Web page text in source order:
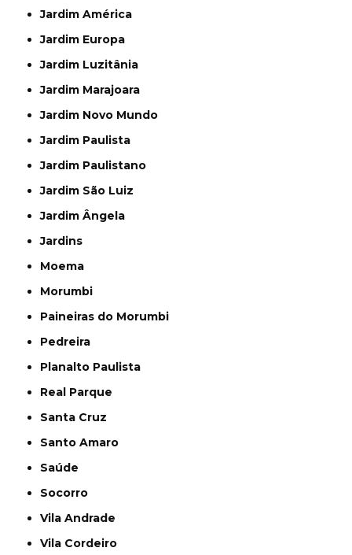
Jardim América
Jardim Europa
Jardim Luzitânia
Jardim Marajoara
Jardim Novo Mundo
Jardim Paulista
Jardim Paulistano
Jardim São Luiz
Jardim Ângela
Jardins
Moema
Morumbi
Paineiras do Morumbi
Pedreira
Planalto Paulista
Real Parque
Santa Cruz
Santo Amaro
Saúde
Socorro
Vila Andrade
Vila Cordeiro